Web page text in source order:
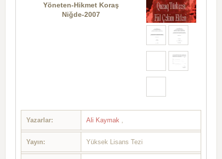
Yöneten-Hikmet Koraş
Niğde-2007
Yazarlar: Ali Kaymak ,
Yayın: Yüksek Lisans Tezi